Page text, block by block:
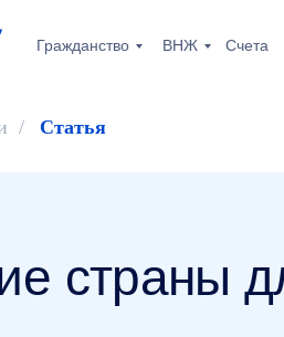
ВНЖ Счета
Гражданство
/ Статья
страны